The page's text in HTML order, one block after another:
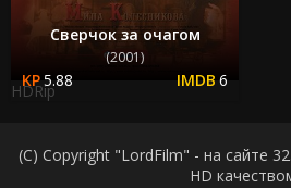
Сверчок за очагом
(2001)
5.88 6
HDRip
(C) Copyright "LordFilm" - на сайте
HD